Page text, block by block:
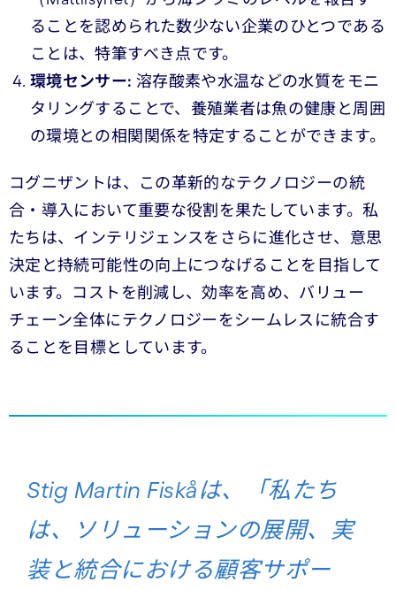
ることを認められた数少ない企業のひとつである
ことは、特筆すべき点です。
環境センサー: 溶存酸素や水温などの水質をモニ
タリングすることで、養殖業者は魚の健康と周囲
の環境との相関関係を特定することができます。
コグニザントは、この革新的なテクノロジーの統
合・導入において重要な役割を果たしています。私
たちは、インテリジェンスをさらに進化させ、意思
決定と持続可能性の向上につなげることを目指して
います。コストを削減し、効率を高め、バリュー
チェーン全体にテクノロジーをシームレスに統合す
ることを目標としています。
Stig Martin Fiskåは、「私たち
は、ソリューションの展開、実
装と統合における顧客サポー